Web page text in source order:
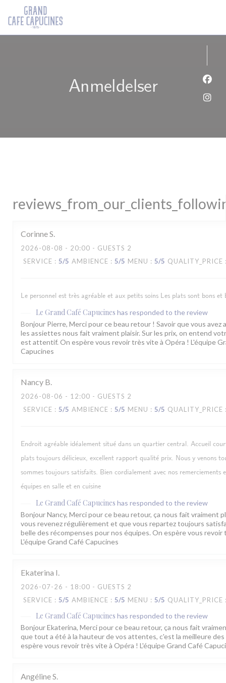
CCookie-styringspanel
Anmeldelser
CorinneS
2026-08-08 - 20:00 - GUESTS 2
SERVICE : 5/5 AMBIENCE : 5/5 MENU : 5/5 QUALITY_PRICE
Le personnel est très agréable et aux petits soins Les plats sont bons et
Le Grand Café Capucines has responded to the review
Bonjour Pierre, Merci pour ce beau retour ! Savoir que vous avez
les assiettes nous fait vraiment plaisir. Sur les prix, on entend
est attentif. On espère vous revoir très vite à Opéra ! L'équipe
Capucines
Nancy B
2026-08-06 - 12:00 - GUESTS 2
SERVICE : 5/5 AMBIENCE : 5/5 MENU : 5/5 QUALITY_PRICE
Endroit agréable idéalement situé dans un quartier central. Accueil
plats toujours délicieux, excellent rapport qualité prix. Nous y venons
sommes toujours satisfaits. Bien cordialement avec nos remerciements
équipes en salle et en cuisine
Le Grand Café Capucines has responded to the review
Bonjour Nancy, Merci pour ce beau retour, ça nous fait vraiment
vous revenez régulièrement et que vous repartez toujours
belle des récompenses pour nos équipes. On espère vous revoir
L'équipe Grand Café Capucines
Ekaterina I
2026-07-26 - 18:00 - GUESTS 2
SERVICE : 5/5 AMBIENCE : 5/5 MENU : 5/5 QUALITY_PRICE
Le Grand Café Capucines has responded to the review
Bonjour Ekaterina, Merci pour ce beau retour, ça nous fait
que tout a été à la hauteur de vos attentes, c'est la meilleure
espère vous revoir très vite à Opéra ! L'équipe Grand Café
AngélineS